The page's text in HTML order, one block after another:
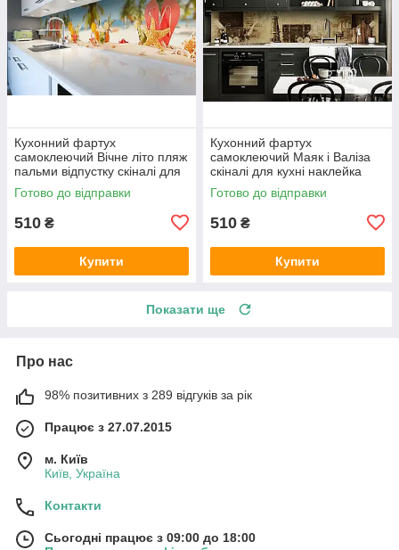
Кухонний фартух
самоклеючий Вічне літо пляж
пальми відпустку скіналі для
кухні наклейка ПВХ беж
600х2000 мм
Готово до відправки
510 ₴
Купити
Кухонний фартух
самоклеючий Маяк і Валіза
скіналі для кухні наклейка
ПВХ ретро море вінтаж
600х2000 мм
Готово до відправки
510 ₴
Купити
Показати ще
Про нас
98% позитивних з 289 відгуків за рік
Працює з 27.07.2015
м. Київ
Київ, Україна
Контакти
Сьогодні працює з 09:00 до 18:00